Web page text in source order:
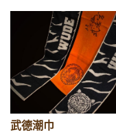
武德潮巾